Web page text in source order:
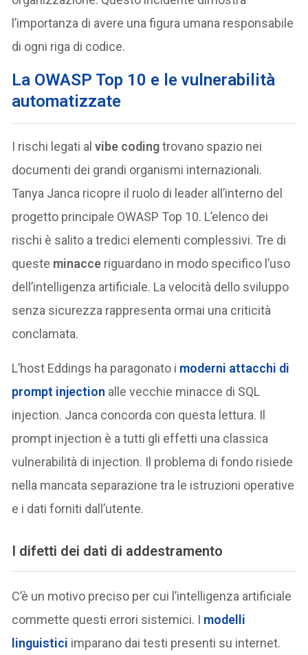
l’importanza di avere una figura umana responsabile
di ogni riga di codice.
La OWASP Top 10 e le vulnerabilità
automatizzate
I rischi legati alvibe codingtrovano spazio nei
documenti dei grandi organismi internazionali.
Tanya Janca ricopre il ruolo di leader all’interno del
progetto principale OWASP Top 10. L’elenco dei
rischi è salito a tredici elementi complessivi. Tre di
queste minacce riguardano in modo specifico l’uso
dell’intelligenza artificiale. La velocità dello sviluppo
senza sicurezza rappresenta ormai una criticità
conclamata.
L’host Eddings ha paragonato i moderni attacchi di
prompt injection alle vecchie minacce di SQL
injection. Janca concorda con questa lettura. Il
prompt injection è a tutti gli effetti una classica
vulnerabilità di injection. Il problema di fondo risiede
nella mancata separazione tra le istruzioni operative
e i dati forniti dall’utente.
I difetti dei dati di addestramento
C’è un motivo preciso per cui l’intelligenza artificiale
commette questi errori sistemici. I modelli
linguistici imparano dai testi presenti su internet.